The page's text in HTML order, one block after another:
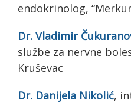
endokrinolog,
Dr. Vladimir
službe za nervne
Kruševac
Dr. Danijela Nikolić,